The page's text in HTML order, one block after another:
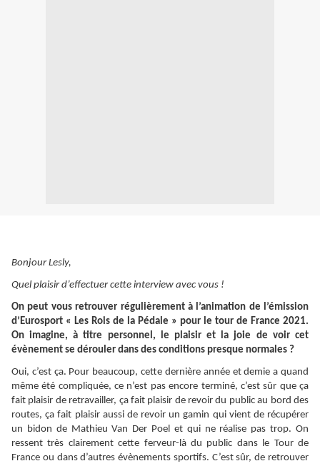
Bonjour Lesly,
Quel plaisir d’effectuer cette interview avec vous !
On peut vous retrouver régulièrement à l’animation de l’émission
d’Eurosport « Les Rois de la Pédale » pour le tour de France 2021.
On imagine, à titre personnel, le plaisir et la joie de voir cet
évènement se dérouler dans des conditions presque normales ?
Oui, c’est ça. Pour beaucoup, cette dernière année et demie a quand
même été compliquée, ce n’est pas encore terminé, c’est sûr que ça
fait plaisir de retravailler, ça fait plaisir de revoir du public au bord des
routes, ça fait plaisir aussi de revoir un gamin qui vient de récupérer
un bidon de Mathieu Van Der Poel et qui ne réalise pas trop. On
ressent très clairement cette ferveur-là du public dans le Tour de
France ou dans d’autres évènements sportifs. C’est sûr, de retrouver